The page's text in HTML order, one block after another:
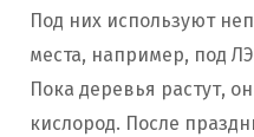
Под них используют
места, например, под
Пока деревья растут,
кислород. После